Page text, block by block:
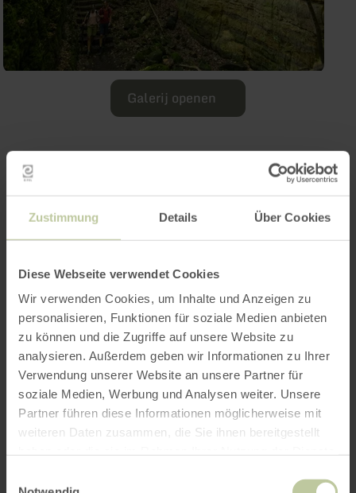
Zustimmung Details Über Cookies
Diese Webseite verwendet Cookies
Wir verwenden Cookies, um Inhalte und Anzeigen zu
personalisieren, Funktionen für soziale Medien anbieten
zu können und die Zugriffe auf unsere Website zu
analysieren. Außerdem geben wir Informationen zu Ihrer
Verwendung unserer Website an unsere Partner für
soziale Medien, Werbung und Analysen weiter. Unsere
Partner führen diese Informationen möglicherweise mit
weiteren Daten zusammen, die Sie ihnen bereitgestellt
Galerij openen
Kloofjes en rotsen
verkennen
Eifel tot een fascinerende natuurbelevenis.
Gevormd door vulkanisme, de ijstijd en
duizenden jaren van erosie wachten er
indrukwekkende rotslandschappen op je – van de
spectaculaire Teufelsschlucht tot markante
dolomiet- en zandsteenformaties
6 resultaten